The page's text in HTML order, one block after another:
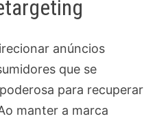
anúncios
que se
para recuperar
manter a marca